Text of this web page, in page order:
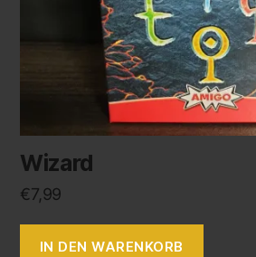
Wizard
€7,99
IN DEN WARENKORB